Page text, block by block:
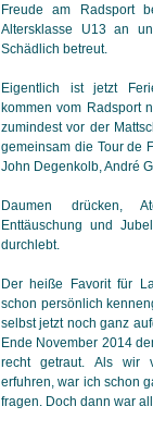
Freude am Radsport
Altersklasse U13 an
Schädlich betreut.
Eigentlich ist jetzt
kommen vom Radsport
zumindest vor der
gemeinsam die Tour de
John Degenkolb, André
Daumen drücken,
Enttäuschung und
durchlebt.
Der heiße Favorit für
schon persönlich
selbst jetzt noch ganz
Ende November 2014
recht getraut. Als wir
erfuhren, war ich schon
fragen. Doch dann war